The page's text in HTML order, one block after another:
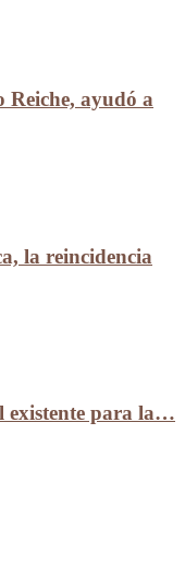
Reiche, ayudó a
la reincidencia
existente para la…